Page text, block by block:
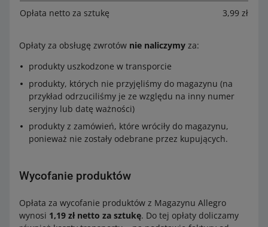
Opłata netto za sztukę 3,99 zł
Opłaty za obsługę zwrotów nie naliczymy za:
produkty uszkodzone w transporcie
produkty, których nie przyjęliśmy do magazynu (na
przykład odrzuciliśmy je ze względu na inny numer
seryjny lub datę ważności)
produkty z zamówień, które wróciły do magazynu,
ponieważ nie zostały odebrane przez kupujących.
Wycofanie produktów
Opłata za wycofanie produktów z Magazynu Allegro
wynosi 1,19 zł netto za sztukę. Do tej opłaty doliczamy